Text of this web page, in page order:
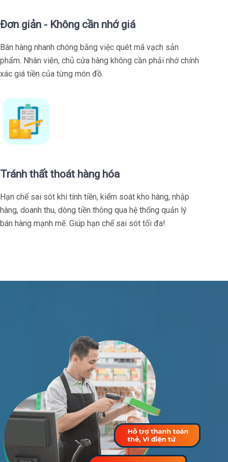
Đơn giản - Không cần nhớ giá
Bán hàng nhanh chóng bằng việc quét mã vạch sản
phẩm. Nhân viên, chủ cửa hàng không cần phải nhớ chính
xác giá tiền của từng món đồ.
Tránh thất thoát hàng hóa
Hạn chế sai sót khi tính tiền, kiểm soát kho hàng, nhập
hàng, doanh thu, dòng tiền thông qua hệ thống quản lý
bán hàng mạnh mẽ. Giúp hạn chế sai sót tối đa!